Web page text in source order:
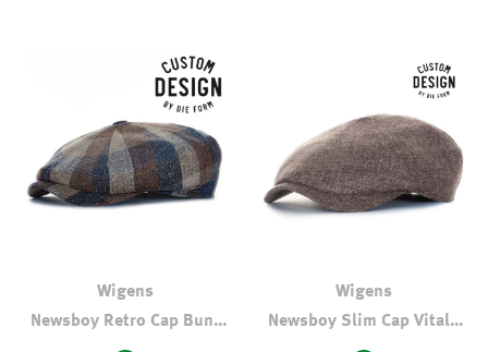
Wigens
Newsboy Retro Cap Bunt
Wigens
Newsboy Slim Cap Vitale